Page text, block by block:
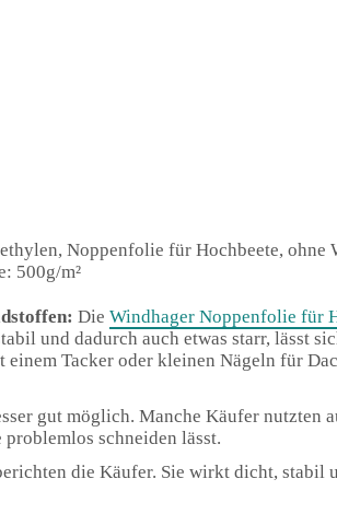
Noppenfolie für Hochbeete, ohne
500g/m²
Die Windhager Noppenfolie für
und dadurch auch etwas starr, lässt
Tacker oder kleinen Nägeln für
gut möglich. Manche Käufer nutzten
schneiden lässt.
die Käufer. Sie wirkt dicht, stabil